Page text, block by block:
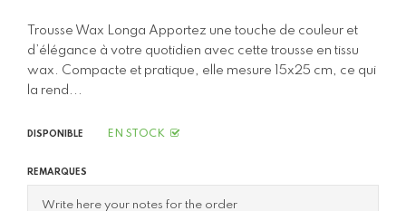
Trousse Wax Longa Apportez une touche de couleur et
d’élégance à votre quotidien avec cette trousse en tissu
wax. Compacte et pratique, elle mesure 15x25 cm, ce qui
la rend...
DISPONIBLE EN STOCK
REMARQUES